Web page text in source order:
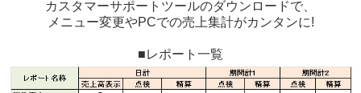
カスタマーサポートツールのダウンロードで、
メニュー変更やPCでの売上集計がカンタンに!
■レポート一覧